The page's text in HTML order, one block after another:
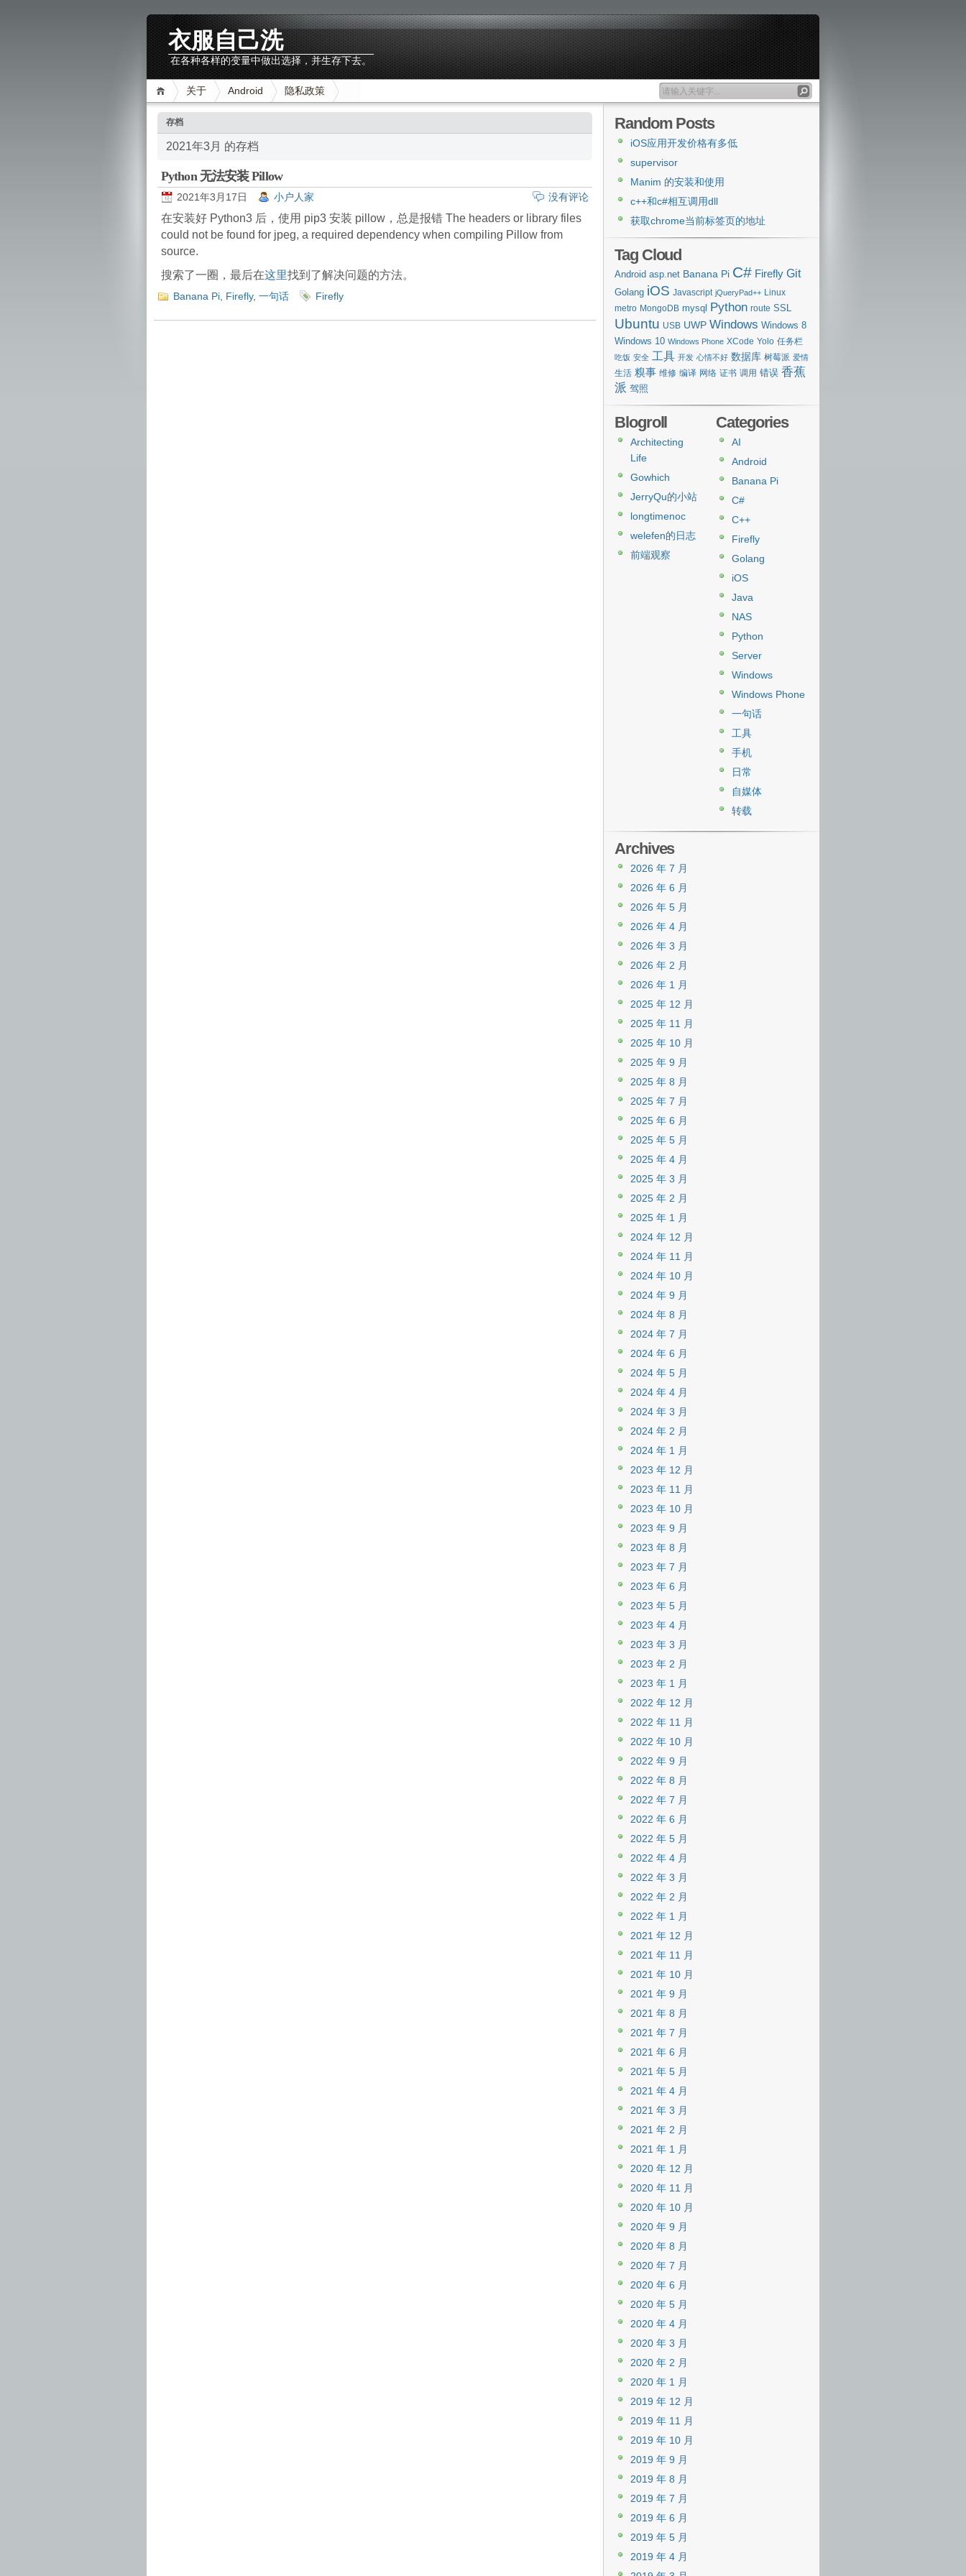
衣服自己洗
在各种各样的变量中做出选择，并生存下去。
关于 Android 隐私政策
存档
2021年3月 的存档
Python 无法安装 Pillow
2021年3月17日 小户人家 没有评论
在安装好 Python3 后，使用 pip3 安装 pillow，总是报错 The headers or library files
could not be found for jpeg, a required dependency when compiling Pillow from
source.
搜索了一圈，最后在这里找到了解决问题的方法。
Banana Pi Firefly, 一句话 Firefly
Random Posts
iOS应用开发价格有多低
supervisor
Manim 的安装和使用
c++和c#相互调用dll
获取chrome当前标签页的地址
Tag Cloud
Android asp.net Banana Pi C# Firefly Git
Golang iOS Javascript jQueryPad++ Linux
metro MongoDB mysql Python route SSL
Ubuntu USB UWP Windows Windows 8
Windows 10 Windows Phone XCode Yolo 任务栏
吃饭 安全 工具 开发 心情不好 数据库 树莓派 爱情
生活 糗事 维修 编译 网络 证书 调用 错误 香蕉
派 驾照
Categories
AI
Android
Banana Pi
C#
C++
Firefly
Golang
iOS
Java
NAS
Python
Server
Windows
Windows Phone
一句话
工具
手机
日常
自媒体
转载
Blogroll
Architecting
Life
Gowhich
JerryQu的小站
longtimenoc
welefen的日志
前端观察
Archives
2026 年 7 月
2026 年 6 月
2026 年 5 月
2026 年 4 月
2026 年 3 月
2026 年 2 月
2026 年 1 月
2025 年 12 月
2025 年 11 月
2025 年 10 月
2025 年 9 月
2025 年 8 月
2025 年 7 月
2025 年 6 月
2025 年 5 月
2025 年 4 月
2025 年 3 月
2025 年 2 月
2025 年 1 月
2024 年 12 月
2024 年 11 月
2024 年 10 月
2024 年 9 月
2024 年 8 月
2024 年 7 月
2024 年 6 月
2024 年 5 月
2024 年 4 月
2024 年 3 月
2024 年 2 月
2024 年 1 月
2023 年 12 月
2023 年 11 月
2023 年 10 月
2023 年 9 月
2023 年 8 月
2023 年 7 月
2023 年 6 月
2023 年 5 月
2023 年 4 月
2023 年 3 月
2023 年 2 月
2023 年 1 月
2022 年 12 月
2022 年 11 月
2022 年 10 月
2022 年 9 月
2022 年 8 月
2022 年 7 月
2022 年 6 月
2022 年 5 月
2022 年 4 月
2022 年 3 月
2022 年 2 月
2022 年 1 月
2021 年 12 月
2021 年 11 月
2021 年 10 月
2021 年 9 月
2021 年 8 月
2021 年 7 月
2021 年 6 月
2021 年 5 月
2021 年 4 月
2021 年 3 月
2021 年 2 月
2021 年 1 月
2020 年 12 月
2020 年 11 月
2020 年 10 月
2020 年 9 月
2020 年 8 月
2020 年 7 月
2020 年 6 月
2020 年 5 月
2020 年 4 月
2020 年 3 月
2020 年 2 月
2020 年 1 月
2019 年 12 月
2019 年 11 月
2019 年 10 月
2019 年 9 月
2019 年 8 月
2019 年 7 月
2019 年 6 月
2019 年 5 月
2019 年 4 月